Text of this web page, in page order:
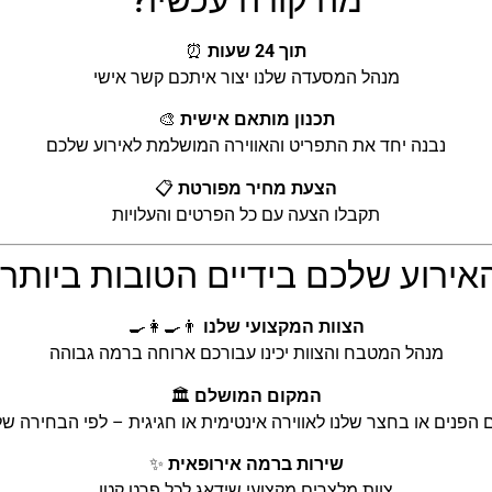
תוך 24 שעות
⏰
מנהל המסעדה שלנו יצור איתכם קשר אישי
תכנון מותאם אישית 🎨
נבנה יחד את התפריט והאווירה המושלמת לאירוע שלכם
הצעת מחיר מפורטת 📋
תקבלו הצעה עם כל הפרטים והעלויות
שלכם בידיים הטובות
הצוות המקצועי שלנו 👨‍🍳👩‍🍳
מנהל המטבח והצוות יכינו עבורכם ארוחה ברמה גבוהה
המקום המושלם 🏛️
הפנים או בחצר שלנו לאווירה אינטימית או חגיגית – לפי הבחירה
שירות ברמה אירופאית ✨